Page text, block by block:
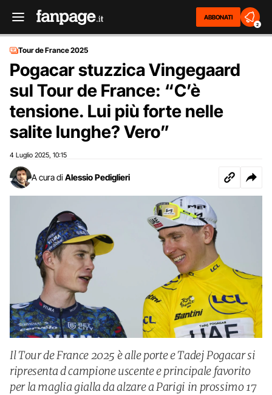
ABBONATI
2
Tour de France 2025
Pogacar stuzzica Vingegaard
sul Tour de France: “C’è
tensione. Lui più forte nelle
salite lunghe? Vero”
4 Luglio 2025 10:15
A cura di Alessio Pediglieri
Il Tour de France 2025 è alle porte e Tadej Pogacar si
ripresenta d campione uscente e principale favorito
per la maglia gialla da alzare a Parigi in prossimo 17